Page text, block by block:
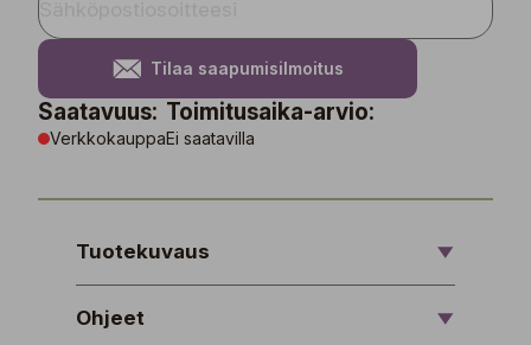
Tilaa saapumisilmoitus
Saatavuus:
Verkkokauppa
Toimitusaika-arvio:
Ei saatavilla
Tuotekuvaus
Ohjeet